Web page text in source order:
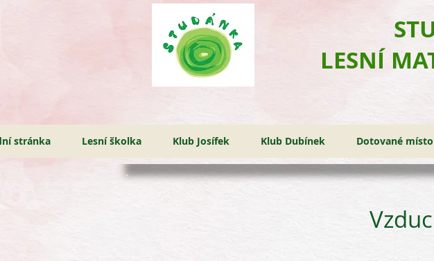
LESNÍ
stránka Lesní školka Klub Josífek Klub Dubínek Dotované